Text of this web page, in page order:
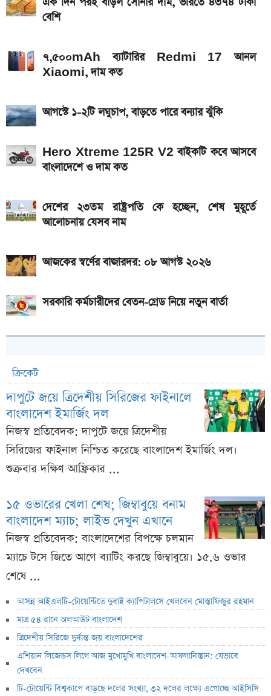
Bajaj Pulsar N160 S ও N160 SS লঞ্চ, থাকছে ৪-
iQOO Z11-এ থাকছে ৬.৮৩ ইঞ্চির কার্ভড AMOLED
ডিসপ্লে, থাকছে সরু ফ্রেম
২০২৬ সালের প্রথম পূর্ণগ্রাস সূর্যগ্রহণ কবে, কোথা থেকে দেখা
যাবে
বেশি
৭,৫০০mAh ব্যাটারির Redmi 17 আনল
Xiaomi, দাম কত
আগস্টে ১-২টি লঘুচাপ, বাড়তে পারে বন্যার ঝুঁকি
Hero Xtreme 125R V2 বাইকটি কবে আসবে
বাংলাদেশে ও দাম কত
দেশের ২৩তম রাষ্ট্রপতি কে হচ্ছেন, শেষ মুহূর্তে
আলোচনায় যেসব নাম
আজকের স্বর্ণের বাজারদর: ০৮ আগস্ট ২০২৬
সরকারি কর্মচারীদের বেতন-গ্রেড নিয়ে নতুন বার্তা
ক্রিকেট
দাপুটে জয়ে ত্রিদেশীয় সিরিজের ফাইনালে
বাংলাদেশ ইমার্জিং দল
নিজস্ব প্রতিবেদক: দাপুটে জয়ে ত্রিদেশীয়
সিরিজের ফাইনাল নিশ্চিত করেছে বাংলাদেশ ইমার্জিং দল।
শুক্রবার দক্ষিণ আফ্রিকার ...
১৫ ওভারের খেলা শেষ; জিম্বাবুয়ে বনাম
বাংলাদেশ ম্যাচ; লাইভ দেখুন এখানে
নিজস্ব প্রতিবেদক: বাংলাদেশের বিপক্ষে চলমান
ম্যাচে টসে জিতে আগে ব্যাটিং করছে জিম্বাবুয়ে। ১৫.৬ ওভার
শেষে ...
আসন্ন আইএলটি-টোয়েন্টিতে দুবাই ক্যাপিটালসে খেলবেন মোস্তাফিজুর রহমান
মাত্র ৫৪ রানে অলআউট বাংলাদেশ
ত্রিদেশীয় সিরিজে দুর্দান্ত জয় বাংলাদেশের
এশিয়ান লিজেন্ডস লিগে আজ মুখোমুখি বাংলাদেশ-আফগানিস্তান: যেভাবে
দেখবেন
টি-টোয়েন্টি বিশ্বকাপে বাড়ছে দলের সংখ্যা, ৩২ দলের লক্ষ্যে এগোচ্ছে আইসিসি